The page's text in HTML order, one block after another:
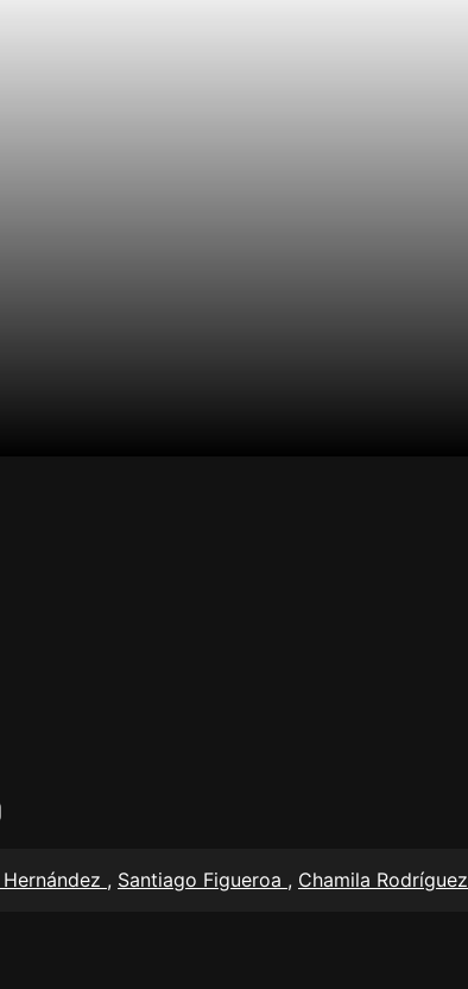
, Santiago Figueroa , Chamila Rodríguez